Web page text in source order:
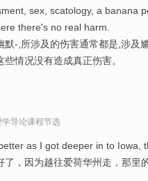
sex, scatology, a banana
there's no real harm.
默-,所涉及的伤害通常都是,涉及
情况没有造成真正伤害。
导论课程节选
as I got deeper in to Iowa,
了，因为越往爱荷华州走，那里